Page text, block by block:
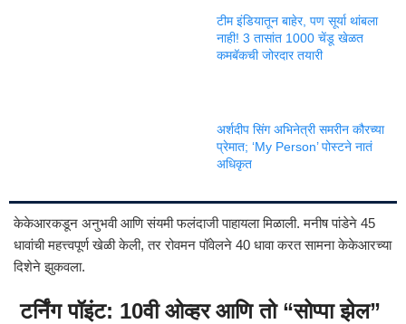
टीम इंडियातून बाहेर, पण सूर्या थांबला
नाही! 3 तासांत 1000 चेंडू खेळत
कमबॅकची जोरदार तयारी
अर्शदीप सिंग अभिनेत्री समरीन कौरच्या
प्रेमात; ‘My Person’ पोस्टने नातं
अधिकृत
केकेआरकडून अनुभवी आणि संयमी फलंदाजी पाहायला मिळाली. मनीष पांडेने 45
धावांची महत्त्वपूर्ण खेळी केली, तर रोवमन पॉवेलने 40 धावा करत सामना केकेआरच्या
दिशेने झुकवला.
टर्निंग पॉइंट: 10वी ओव्हर आणि तो “सोप्पा झेल”